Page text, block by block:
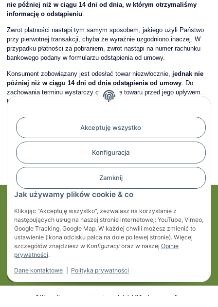
Akceptuję wszystko
Konfiguracja
Zamknij
Jak używamy plików cookie & co
Klikając "Akceptuję wszystko", zezwalasz na korzystanie z
następujących usług na naszej stronie internetowej: YouTube, Vimeo,
Google Tracking, Google Map. W każdej chwili możesz zmienić to
ustawienie (ikona odcisku palca na dole po lewej stronie). Więcej
szczegółów znajdziesz w Konfiguracji oraz w naszej Opinie
prywatności.
Dane kontaktowe Polityka prywatności
nie później niż w ciągu 14 dni od dnia, w którym otrzymaliśmy
informację o odstąpieniu.
Zwrot płatności nastąpi tym samym sposobem, jakiego użyli Państwo
przy pierwotnej transakcji, chyba że wyraźnie uzgodniono inaczej. W
przypadku płatności za pobraniem, zwrot nastąpi na numer rachunku
bankowego podany w formularzu odstąpienia od umowy.
Konsument zobowiązany jest odesłać towar niezwłocznie, jednak nie
później niż w ciągu 14 dni od dnia odstąpienia od umowy. Do
zachowania terminu wystarczy odesłanie towaru przed jego upływem.
Koszt oraz ryzyko zwrotu towaru ponosi Klient.
Wyjątek!W przypadku produktówzamówionych przez konfigurator
(np.
bojlery SKU 77730 i 77762), odstąpienie od umowy nie jest
możliwe, ponieważ są to towary dostosowane do indywidualnych
potrzeb klienta.
Regulaminy
Informacje
* Wszystkie ceny zawierają podatek VAT, plus
przesyłka